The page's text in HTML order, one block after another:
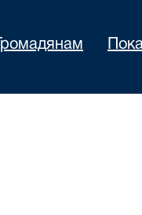
Громадянам